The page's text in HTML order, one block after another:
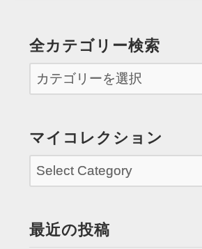
全カテゴリー検索
マイコレクション
最近の投稿